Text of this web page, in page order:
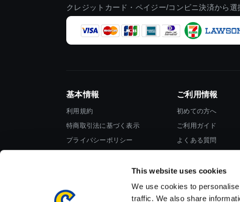
This website uses cookies
We use cookies to
traffic. We also share
クレジットカード・ペイジー/コンビニ決済から選
基本情報
利用規約
特商取引法に基づく表示
プライバシーポリシー
ご利用情報
初めての方へ
ご利用ガイド
よくある質問